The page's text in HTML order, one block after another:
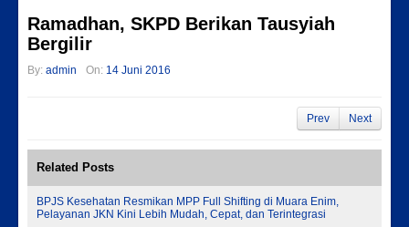
Ramadhan, SKPD Berikan Tausyiah
Bergilir
By: admin On: 14 Juni 2016
Prev Next
Related Posts
BPJS Kesehatan Resmikan MPP Full Shifting di Muara Enim,
Pelayanan JKN Kini Lebih Mudah, Cepat, dan Terintegrasi